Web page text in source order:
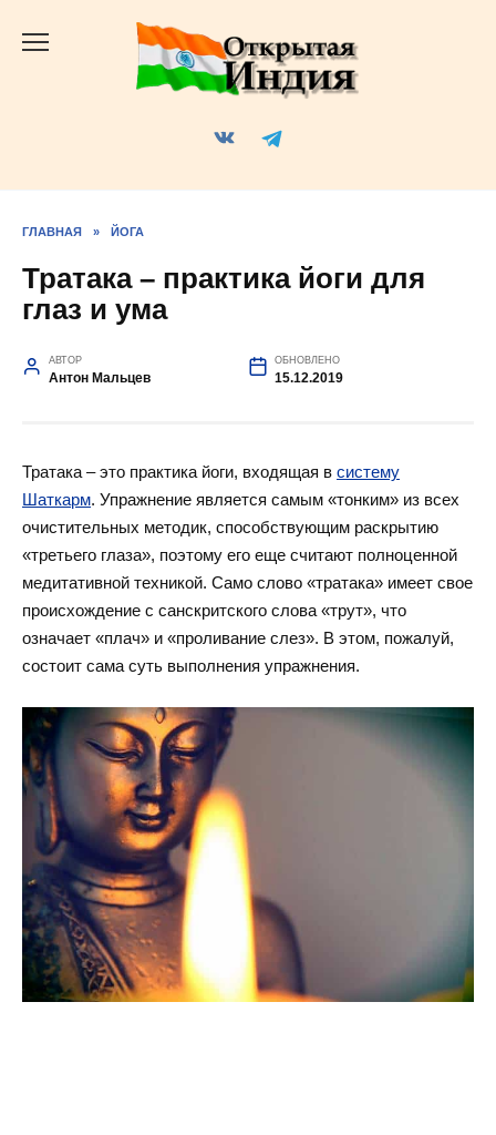
ГЛАВНАЯ » ЙОГА
Тратака – практика йоги для
глаз и ума
АВТОР
Антон Мальцев
ОБНОВЛЕНО
15.12.2019
Тратака – это практика йоги, входящая в систему
Шаткарм. Упражнение является самым «тонким» из всех
очистительных методик, способствующим раскрытию
«третьего глаза», поэтому его еще считают полноценной
медитативной техникой. Само слово «тратака» имеет свое
происхождение с санскритского слова «трут», что
означает «плач» и «проливание слез». В этом, пожалуй,
состоит сама суть выполнения упражнения.